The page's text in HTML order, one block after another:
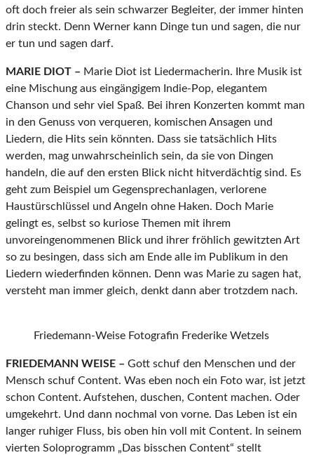
oft doch freier als sein schwarzer Begleiter, der immer hinten
drin steckt. Denn Werner kann Dinge tun und sagen, die nur
er tun und sagen darf.
MARIE DIOT – Marie Diot ist Liedermacherin. Ihre Musik ist
eine Mischung aus eingängigem Indie-Pop, elegantem
Chanson und sehr viel Spaß. Bei ihren Konzerten kommt man
in den Genuss von verqueren, komischen Ansagen und
Liedern, die Hits sein könnten. Dass sie tatsächlich Hits
werden, mag unwahrscheinlich sein, da sie von Dingen
handeln, die auf den ersten Blick nicht hitverdächtig sind. Es
geht zum Beispiel um Gegensprechanlagen, verlorene
Haustürschlüssel und Angeln ohne Haken. Doch Marie
gelingt es, selbst so kuriose Themen mit ihrem
unvoreingenommenen Blick und ihrer fröhlich gewitzten Art
so zu besingen, dass sich am Ende alle im Publikum in den
Liedern wiederfinden können. Denn was Marie zu sagen hat,
versteht man immer gleich, denkt dann aber trotzdem nach.
Friedemann-Weise Fotografin Frederike Wetzels
FRIEDEMANN WEISE – Gott schuf den Menschen und der
Mensch schuf Content. Was eben noch ein Foto war, ist jetzt
schon Content. Aufstehen, duschen, Content machen. Oder
umgekehrt. Und dann nochmal von vorne. Das Leben ist ein
langer ruhiger Fluss, bis oben hin voll mit Content. In seinem
vierten Soloprogramm „Das bisschen Content“ stellt